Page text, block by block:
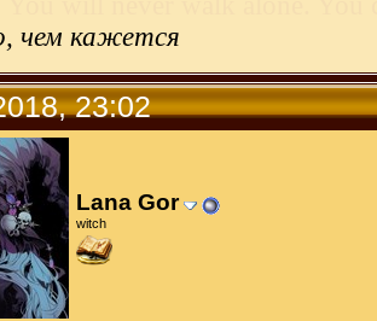
чем кажется
23:02
Lana Gor
witch